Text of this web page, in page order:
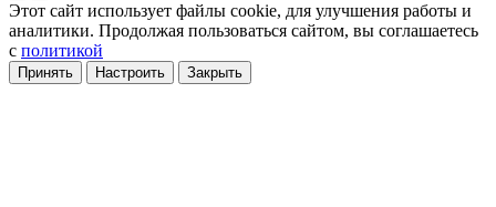
Этот сайт использует файлы cookie, для улучшения работы и
аналитики. Продолжая пользоваться сайтом, вы соглашаетесь
с политикой
Принять Настроить Закрыть